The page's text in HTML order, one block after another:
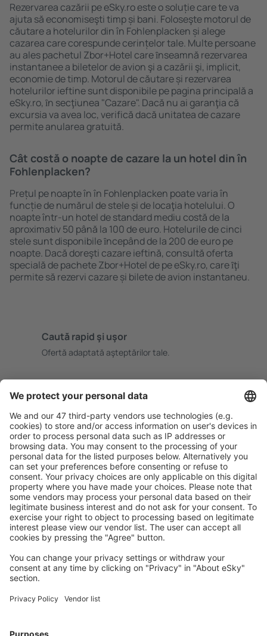
Rezervarea cazării pe eSky.ro este o soluție care te va
ajuta să economiseşti timp și bani. Foloseşte motorul de
căutare a hotelurilor din în Fohlenplacken și alege
cazarea care corespunde cerințelor tale. Multe persoane
au ales pachetul Zbor+Hotel care ȋnseamnă rezervarea
instantanee a biletelor de avion şi a cazării şi, implicit,
economie de timp. Motorul de căutare și rezervarea
hotelurilor ieftine sunt disponibile pe pagina principală a
eSky.ro, ȋn secţiunea "Cazare". Dacă nu ai garanţia că
excursia va avea loc, verifică dacă unitatea de cazare
permite anularea gratuită.
Cât costă o noapte de cazare la un hotel din în
Fohlenplacken?
Prețul pe noapte în în Fohlenplacken poate varia în
funcție de numărul de stele și de locaţia hotelului. O
noapte într-un hotel de standard mediu costă de la
aproximativ 50 până la 100 de euro. Hotelurile de cinci
stele sunt disponibile ȋncepând de la 200 de euro pe
noapte. Dacă doreşti cazare ieftină, consultă oferta
specială de pachete Zbor+Hotel de pe eSky.ro, care ȋţi
permite să rezervi cazare și bilete de avion instantaneu.
Caută rapid şi uşor
Ofertă adaptată aşteptărilor tale.
Rezervare fără griji cu opțiune gratuită de anulare.
Economiseşte mai mult
Prețuri atractive și oferte speciale pentru utilizatorii
conectați.
Cazarea preferată
Alege din peste 1,3 mil. de opţiuni: hoteluri, cabane,
apartamente și altele.
Cele mai căutate hoteluri de către utilizatorii eSky
Hoteluri în Germania - Orașe populare